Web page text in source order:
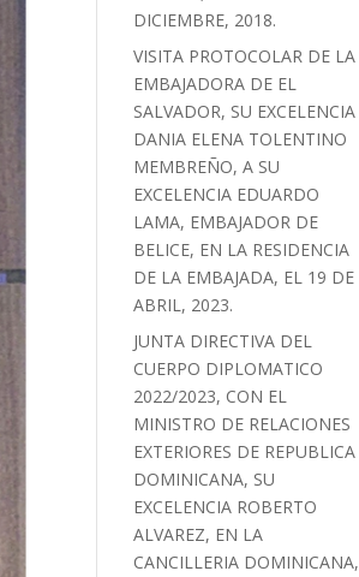
DICIEMBRE, 2018.
VISITA PROTOCOLAR DE LA
EMBAJADORA DE EL
SALVADOR, SU EXCELENCIA
DANIA ELENA TOLENTINO
MEMBREÑO, A SU
EXCELENCIA EDUARDO
LAMA, EMBAJADOR DE
BELICE, EN LA RESIDENCIA
DE LA EMBAJADA, EL 19 DE
ABRIL, 2023.
JUNTA DIRECTIVA DEL
CUERPO DIPLOMATICO
2022/2023, CON EL
MINISTRO DE RELACIONES
EXTERIORES DE REPUBLICA
DOMINICANA, SU
EXCELENCIA ROBERTO
ALVAREZ, EN LA
CANCILLERIA DOMINICANA,